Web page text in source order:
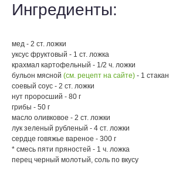
Ингредиенты:
мед - 2 ст. ложки
уксус фруктовый - 1 ст. ложка
крахмал картофельный - 1/2 ч. ложки
бульон мясной (см. рецепт на сайте) - 1 стакан
соевый соус - 2 ст. ложки
нут проросший - 80 г
грибы - 50 г
масло оливковое - 2 ст. ложки
лук зеленый рубленый - 4 ст. ложки
сердце говяжье вареное - 300 г
* смесь пяти пряностей - 1 ч. ложка
перец черный молотый, соль по вкусу